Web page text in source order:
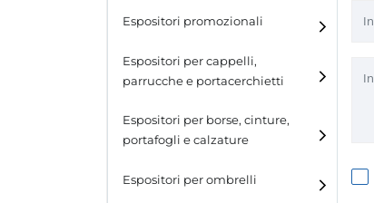
Espositori promozionali
Espositori per cappelli,
parrucche e portacerchietti
Espositori per cappelli e
parrucche
Espositori per borse, cinture,
portafogli e calzature
Espositori per borse
Espositori per ombrelli